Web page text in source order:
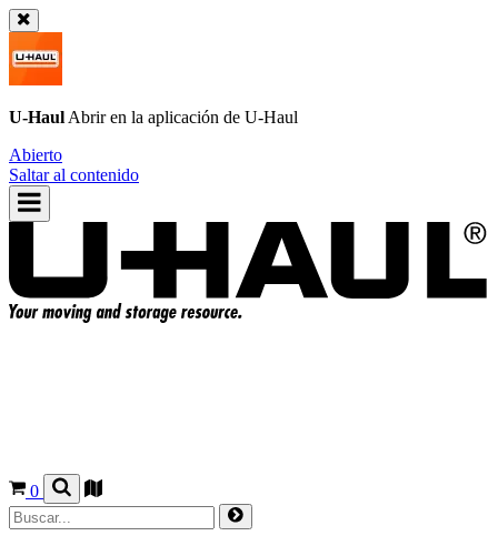
U-Haul Abrir en la aplicación de U-Haul
Abierto
Saltar al contenido
0